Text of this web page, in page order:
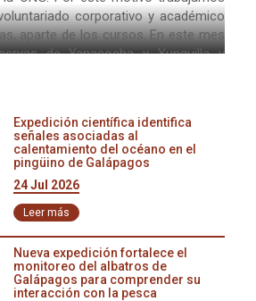
Expedición científica identifica
señales asociadas al
calentamiento del océano en el
pingüino de Galápagos
24 Jul 2026
Leer más
Nueva expedición fortalece el
monitoreo del albatros de
Galápagos para comprender su
interacción con la pesca
corporativo y académico
aparte de los cursos. En este mes
de Yanacocha y Yunguilla y
La Universidad Internacional del
de este tipo de programa porque
sus propios recursos, fuerza de
dejan una donación a la fundación.
a empleados y estudiantes una
relacionarse mejor con sus
en un ecosistema conservado.